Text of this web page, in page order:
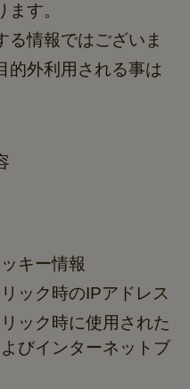
す。
る情報ではございま
的外利用される事は
キー情報
ック時のIPアドレス
ック時に使用された
びインターネットブ